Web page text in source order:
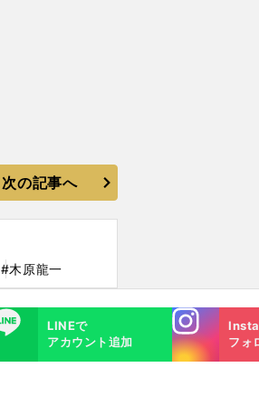
次の記事へ
#木原龍一
LINEで
アカウント追加
Instagra
m
フォ